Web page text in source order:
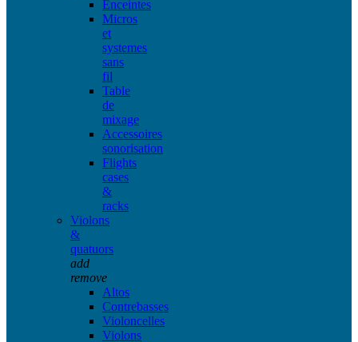
Enceintes
Micros
et
systemes
sans
fil
Table
de
mixage
Accessoires
sonorisation
Flights
cases
&
racks
Violons
&
quatuors
add
remove
Altos
Contrebasses
Violoncelles
Violons